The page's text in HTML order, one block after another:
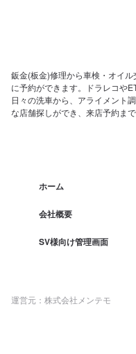
鈑金(板金)修理から車検・オイ
に予約ができます。ドラレコや
日々の洗車から、アライメント
な店舗探しができ、来店予約まで
ホーム
会社概要
SV様向け管理画面
運営元：株式会社メンテモ